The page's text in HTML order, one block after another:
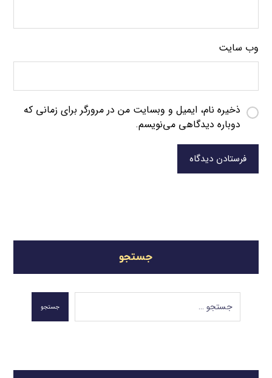
وب‌ سایت
ذخیره نام، ایمیل و وبسایت من در مرورگر برای زمانی که
دوباره دیدگاهی می‌نویسم.
فرستادن دیدگاه
جستجو
جستجو